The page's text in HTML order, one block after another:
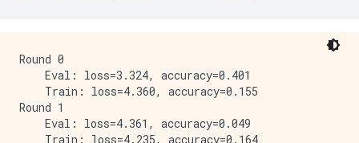
Round 0
    Eval: loss=3.324, accuracy=0.401
    Train: loss=4.360, accuracy=0.155
Round 1
    Eval: loss=4.361, accuracy=0.049
    Train: loss=4.235, accuracy=0.164